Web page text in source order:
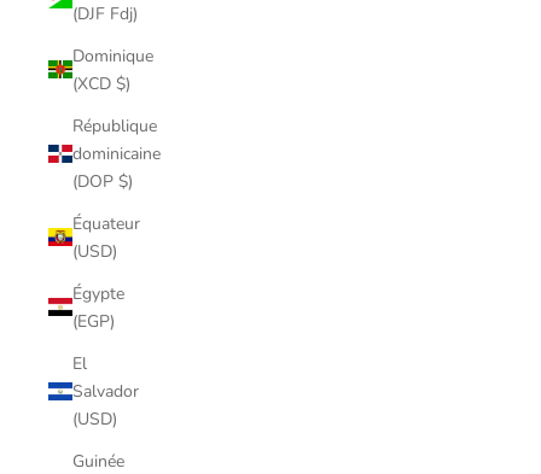
(DJF Fdj)
Dominique
(XCD $)
République
dominicaine
(DOP $)
Équateur
(USD)
Égypte
(EGP)
El
Salvador
(USD)
Guinée